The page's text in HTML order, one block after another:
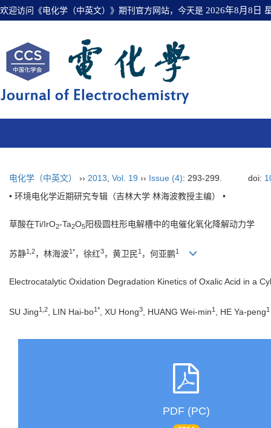
欢迎访问《电化学（中英文）》期刊官方网站，今天是 2026年8月8日
电化学（中英文） ›› 2013 Vol. 19 ›› Issue (4): 293-299. doi:
• 环境电化学近期研究专辑（吉林大学 林海波教授主编） •
草酸在Ti/IrO2-Ta2O5阳极圆柱形电解槽中的电催化氧化降解动力学
苏静1,2，林海波1*，徐红3，黄卫民1 ，何亚鹏1
Electrocatalytic Oxidation Degradation Kinetics of Oxalic Acid in a
SU Jing1,2 , LIN Hai-bo1* , XU Hong3 , HUANG Wei-min1 , HE Ya-peng1
PDF (PC)